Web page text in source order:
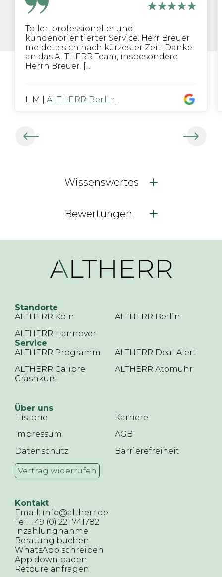
Toller, professioneller und
kundenorientierter Service. Herr Breuer
meldete sich nach kürzester Zeit. Danke
an das ALTHERR Team, insbesondere
Herrn Breuer. [...
L M ALTHERR Berlin
Wissenswertes
Bewertungen
Standorte
ALTHERR Köln
ALTHERR Berlin
ALTHERR Hannover
Service
ALTHERR Programm
ALTHERR Deal Alert
ALTHERR Calibre
Crashkurs
ALTHERR Atomuhr
Über uns
Historie
Karriere
Impressum
AGB
Datenschutz
Barrierefreiheit
Vertrag widerrufen
Kontakt
Email: info@altherr.de
Tel: +49 (0) 221 741782
Inzahlungnahme
Beratung buchen
WhatsApp schreiben
App downloaden
Retoure anfragen